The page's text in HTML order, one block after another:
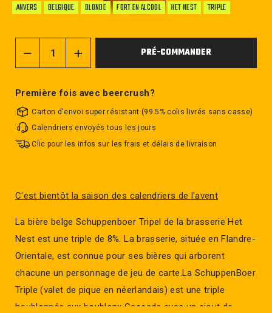
ANVERS BELGIQUE BLONDE FORT EN ALCOOL HET NEST TRIPLE
PRÉ-COMMANDER
Première fois avec beercrush?
Carton d'envoi super résistant (99.5% colis livrés sans casse)
Calendriers envoyés tous les jours
Clic pour les infos sur les frais et délais de livraison
C'est bientôt la saison des calendriers de l'avent
La bière belge Schuppenboer Tripel de la brasserie Het
Nest est une triple de 8%. La brasserie, située en Flandre-
Orientale, est connue pour ses bières qui arborent
chacune un personnage de jeu de carte.La SchuppenBoer
Triple (valet de pique en néerlandais) est une triple
houblonnée aux houblonx Cascade avec un ajout de